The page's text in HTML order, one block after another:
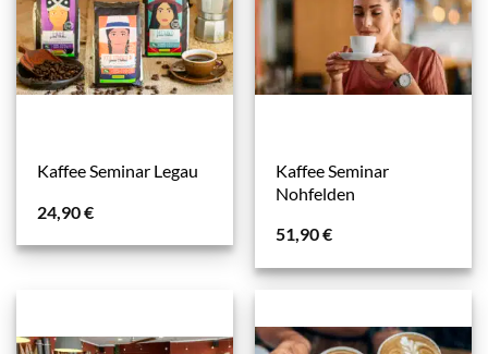
Kaffee Seminar Legau
24,90€
Kaffee Seminar
Nohfelden
51,90€